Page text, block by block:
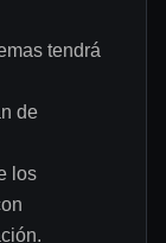
tendrá
de
los